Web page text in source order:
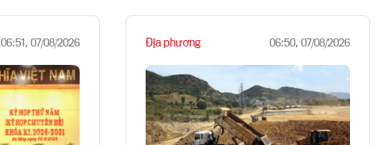
06:51, 07/08/2026 Địa phương 06:50, 07/08/2026